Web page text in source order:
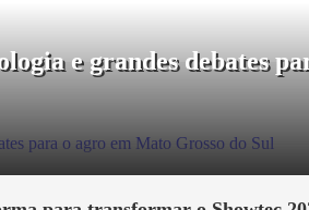
e grandes debates